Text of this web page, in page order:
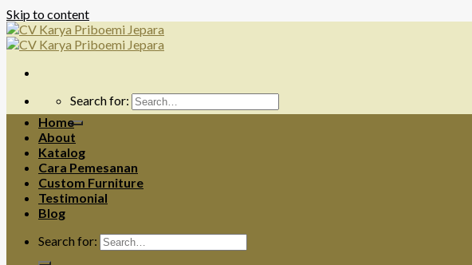
Skip to content
Search for:
Home
About
Katalog
Cara Pemesanan
Custom Furniture
Testimonial
Blog
Search for: